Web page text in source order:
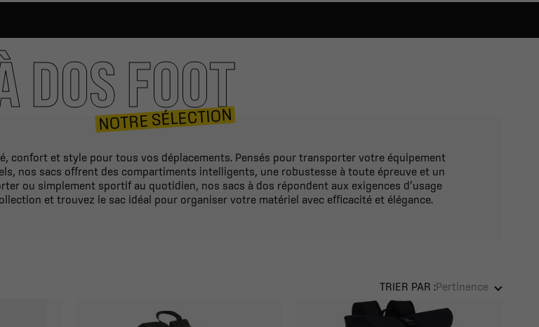
DOS FOOT
NOTRE SÉLECTION
confort et style pour tous vos déplacements. Pensés pour transporter votre équipement
nos sacs offrent des compartiments intelligents, une robustesse à toute épreuve et un
ou simplement sportif au quotidien, nos sacs à dos répondent aux exigences d’usage
et trouvez le sac idéal pour organiser votre matériel avec efficacité et élégance.
TRIER PAR :Pertinence